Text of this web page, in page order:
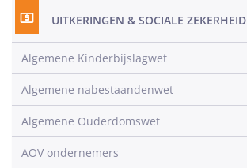
UITKERINGEN & SOCIALE ZEKERHEID
Algemene Kinderbijslagwet
Algemene nabestaandenwet
Algemene Ouderdomswet
AOV ondernemers